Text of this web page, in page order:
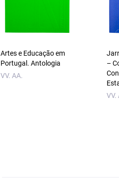
Artes e Educação em
Portugal. Antologia
VV. AA.
–
VV.